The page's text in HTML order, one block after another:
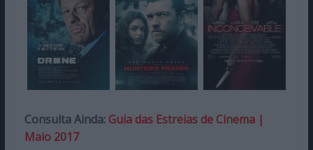
Consulta Ainda: Guia das Estreias de Cinema |
Maio 2017